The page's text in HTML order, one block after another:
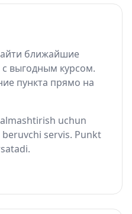
ближайшие
выгодным курсом.
пункта прямо на
uchun
servis. Punkt